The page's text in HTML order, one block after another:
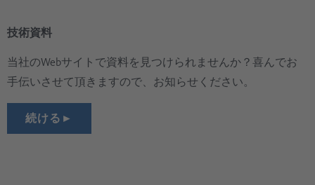
技術資料
当社のWebサイトで資料を見つけられませんか？喜んでお
手伝いさせて頂きますので、お知らせください。
続ける►